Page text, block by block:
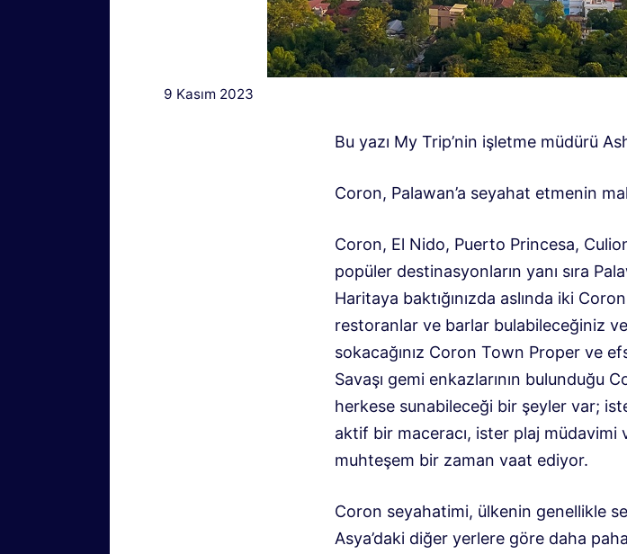
9 Kasım 2023
Bu yazı My Trip’nin işletme müdürü
Coron, Palawan’a seyahat etmenin
Coron, El Nido, Puerto Princesa,
popüler destinasyonların yanı sıra
Haritaya baktığınızda aslında iki
restoranlar ve barlar bulabileceğiniz ve
sokacağınız Coron Town Proper ve
Savaşı gemi enkazlarının bulunduğu
herkese sunabileceği bir şeyler var;
aktif bir maceracı, ister plaj müdavimi
muhteşem bir zaman vaat ediyor.
Coron seyahatimi, ülkenin genellikle
Asya’daki diğer yerlere göre daha